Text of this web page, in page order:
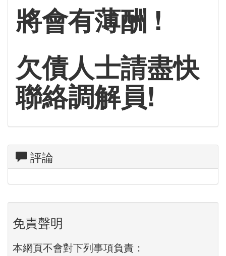
將會有薄酬 !
欠債人士請盡快
聯絡調解員!
評論
免責聲明
本網頁不會對下列事項負責：